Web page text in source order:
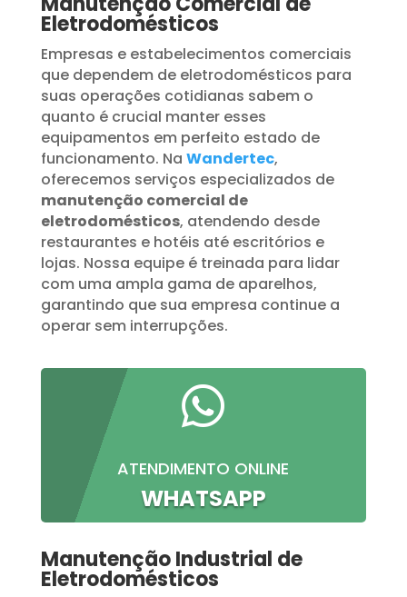
Eletrodomésticos
Empresas e estabelecimentos comerciais
que dependem de eletrodomésticos para
suas operações cotidianas sabem o
quanto é crucial manter esses
equipamentos em perfeito estado de
funcionamento. Na Wandertec,
oferecemos serviços especializados de
manutenção comercial de
eletrodomésticos, atendendo desde
restaurantes e hotéis até escritórios e
lojas. Nossa equipe é treinada para lidar
com uma ampla gama de aparelhos,
garantindo que sua empresa continue a
operar sem interrupções.

ATENDIMENTO ONLINE
WHATSAPP
Manutenção Industrial de
Eletrodomésticos